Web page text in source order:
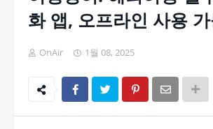
화 앱, 오프라인 사용
OnAir 1월 08, 2025